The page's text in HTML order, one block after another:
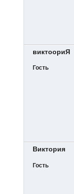
виктоориЯ
Гость
Виктория
Гость